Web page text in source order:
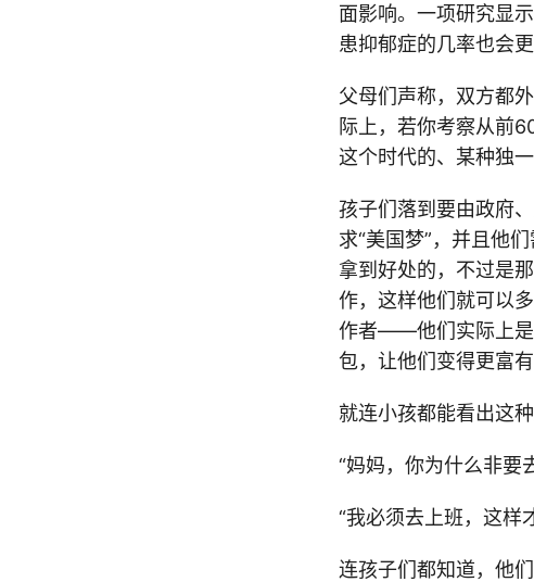
面影响。一项研究显
患抑郁症的几率也会
父母们声称，双方都
际上，若你考察从前
这个时代的、某种独一
孩子们落到要由政府
求“美国梦”，并且他
拿到好处的，不过是
作，这样他们就可以
作者——他们实际上是
包，让他们变得更富有
就连小孩都能看出这
“妈妈，你为什么非要
“我必须去上班，这样
连孩子们都知道，他